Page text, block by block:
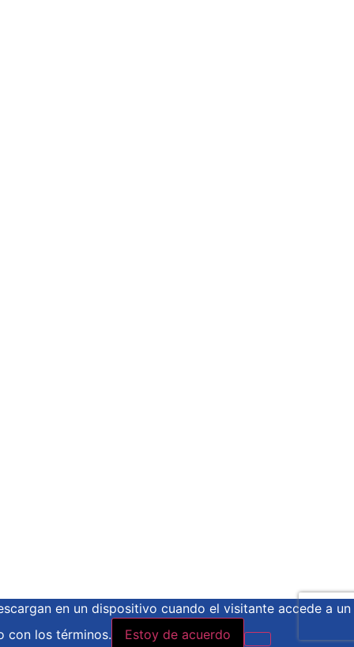
en un dispositivo cuando el visitante accede a un
con los términos.
Estoy de acuerdo